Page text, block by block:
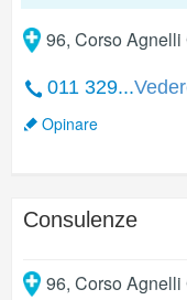
96, Corso Agnelli
011 329...
Opinare
Consulenze
96, Corso Agnelli